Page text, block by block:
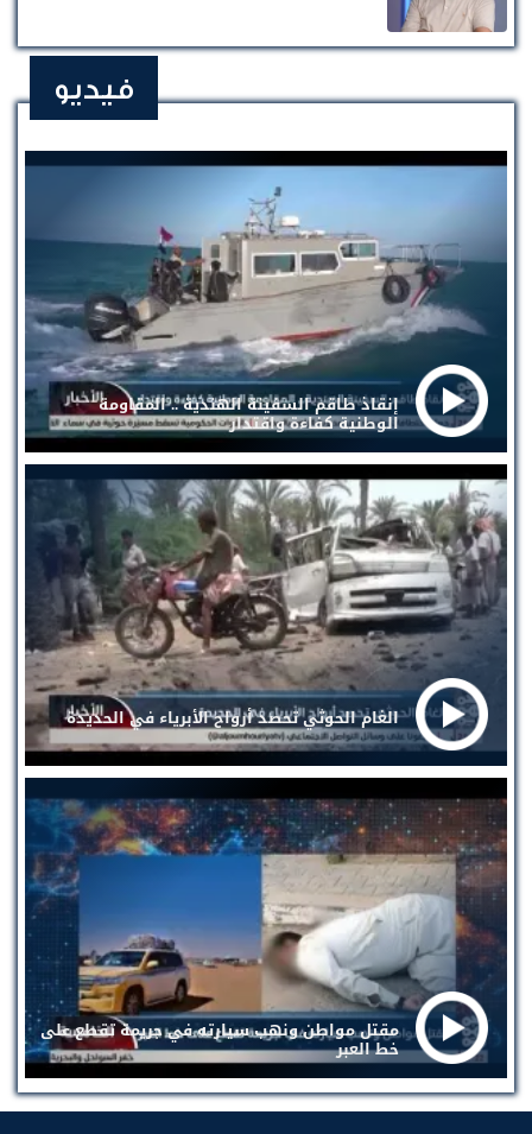
فيديو
إنقاذ طاقم السفينة الهندية .. المقاومة
الوطنية كفاءة واقتدار
الغام الحوثي تحصد أرواح الأبرياء في الحديدة
مقتل مواطن ونهب سيارته في جريمة تقطع على
خط العبر